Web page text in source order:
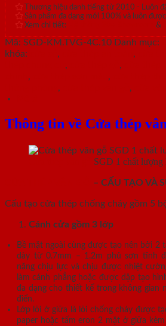
Thương hiệu danh tiếng từ 2010 - Luôn
Sản phẩm đa dạng mới 100% và luôn
Xem chi tiết:
&
Mã: SGD-KM.TVG-4C.10 Danh mục:
khóa:
, ,
, ,
, ,
, ,
Thông tin về Cửa thép
SGD 1 chất lượng
– CẤU TẠO VÀ
Cấu tạo cửa thép chống cháy gồm 5
Cánh cửa gồm 3 lớp
Bề mặt ngoài cùng được tạo nên bởi 2
dày từ 0.7mm – 1.2m phủ sơn tĩnh
năng chịu lực và chịu được nhiệt
làm cánh phẳng hoặc được dập tạo
đa dạng cho thiết kế trong không gian
điển.
Lớp lõi ở giữa là lõi chống cháy được
paper hoặc tấm eron 2 mặt ở giữa